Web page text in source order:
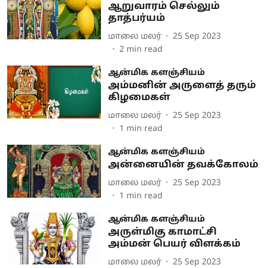
ஆறுவாரம் செல்லும்
தாத்பர்யம்
மாலை மலர்
25 Sep 2023
2 min read
ஆன்மிக களஞ்சியம்
அம்மனின் அருளைத் தரும்
கிழமைகள்
மாலை மலர்
25 Sep 2023
1 min read
ஆன்மிக களஞ்சியம்
அன்னையின் தவக்கோலம்
மாலை மலர்
25 Sep 2023
1 min read
ஆன்மிக களஞ்சியம்
அருள்மிகு காமாட்சி
அம்மன் பெயர் விளக்கம்
மாலை மலர்
25 Sep 2023